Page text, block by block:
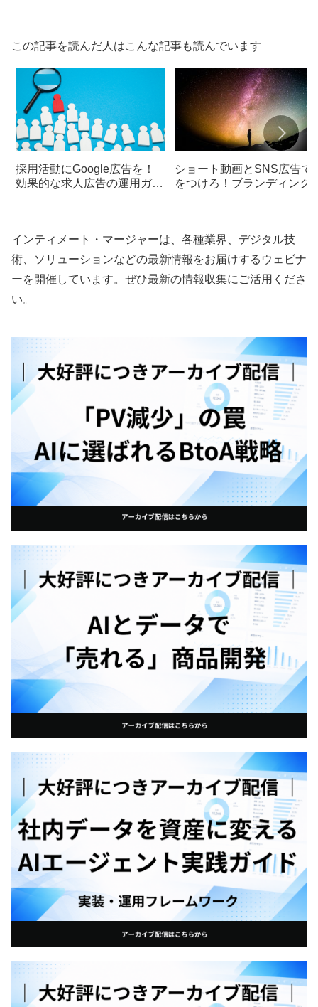
この記事を読んだ人はこんな記事も読んでいます
採用活動にGoogle広告を！
効果的な求人広告の運用ガイ
ショート動画とSNS広告で
をつけろ！ブランディング
インティメート・マージャーは、各種業界、デジタル技
術、ソリューションなどの最新情報をお届けするウェビナ
ーを開催しています。ぜひ最新の情報収集にご活用くださ
い。